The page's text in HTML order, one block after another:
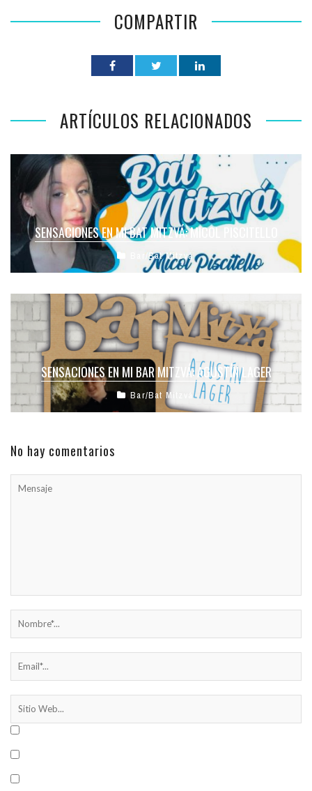
COMPARTIR
ARTÍCULOS RELACIONADOS
SENSACIONES EN MI BAT MITZVÁ: MICOL PISCITELLO
Bar/Bat Mitzvá
SENSACIONES EN MI BAR MITZVÁ: AGUSTÍN LAGER
Bar/Bat Mitzvá
No hay comentarios